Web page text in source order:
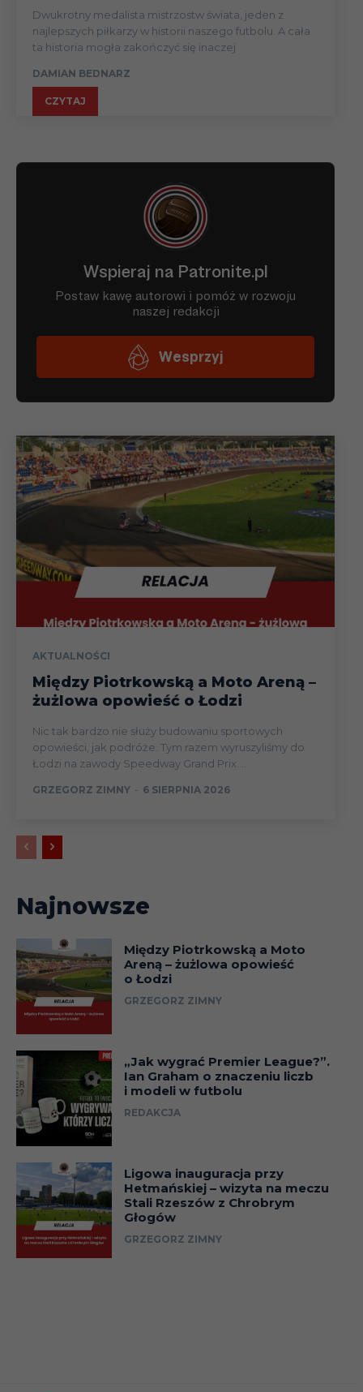
Dwukrotny medalista mistrzostw świata, jeden z
najlepszych piłkarzy w historii naszego futbolu. A cała
ta historia mogła zakończyć się inaczej
DAMIAN BEDNARZ
CZYTAJ
AKTUALNOŚCI
Między Piotrkowską a Moto Areną –
żużlowa opowieść o Łodzi
Nic tak bardzo nie służy budowaniu sportowych
opowieści, jak podróże. Tym razem wyruszyliśmy do
Łodzi na zawody Speedway Grand Prix....
GRZEGORZ ZIMNY - 6 SIERPNIA 2026
Najnowsze
Między Piotrkowską a Moto
Areną – żużlowa opowieść
o Łodzi
GRZEGORZ ZIMNY
„Jak wygrać Premier League?”.
Ian Graham o znaczeniu liczb
i modeli w futbolu
REDAKCJA
Ligowa inauguracja przy
Hetmańskiej – wizyta na meczu
Stali Rzeszów z Chrobrym
Głogów
GRZEGORZ ZIMNY